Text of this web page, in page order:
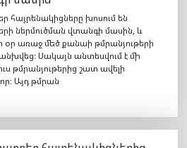
հայրենակիցները խոսում են
ներմուծման վտանգի մասին, և
առաջ մեծ քանաի թմրանյութերի
Սակայն անտեսվում է մի
թմրանյութերից շատ ավելի
Այդ թմրան